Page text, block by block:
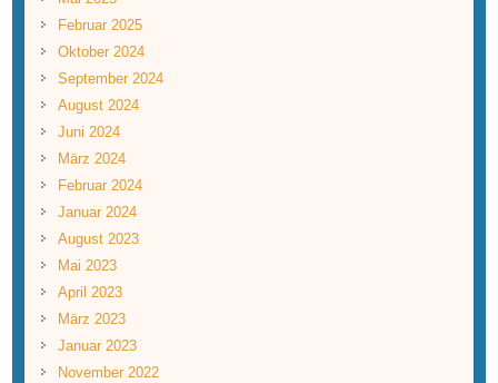
Februar 2025
Oktober 2024
September 2024
August 2024
Juni 2024
März 2024
Februar 2024
Januar 2024
August 2023
Mai 2023
April 2023
März 2023
Januar 2023
November 2022